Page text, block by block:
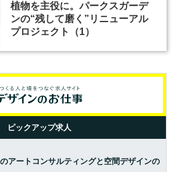
植物を主役に。パークスガーデ
ンの“残して磨く”リニューアル
プロジェクト（1）
ピックアップ求人
アートコンサルティングと空間デザインの